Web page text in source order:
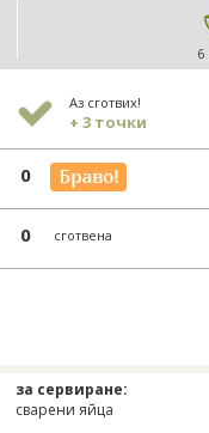
6
Аз сготвих!
+ 3 точки
0
0 сготвена
за сервиране:
сварени яйца